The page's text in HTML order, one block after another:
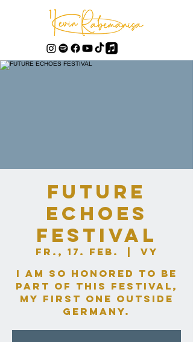
FUTURE
ECHOES
FESTIVAL
Fr., 17. Feb.
Vy
I am so honored to be
part of this Festival,
my first one outside
Germany.